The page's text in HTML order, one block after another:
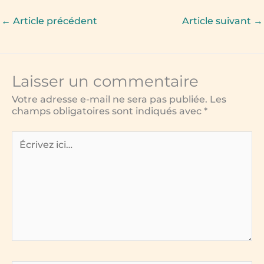
c
o
o
k
it ss
g
e
r
ai
n
k
← Article précédent Article suivant →
Laisser un commentaire
Votre adresse e-mail ne sera pas publiée. Les
champs obligatoires sont indiqués avec *
ici…